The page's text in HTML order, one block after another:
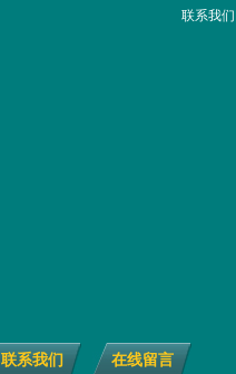
联系我们
联系我们 在线留言